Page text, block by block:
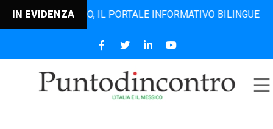
IN EVIDENZAIL PORTALE INFORMATIVO BILINGUE CHE